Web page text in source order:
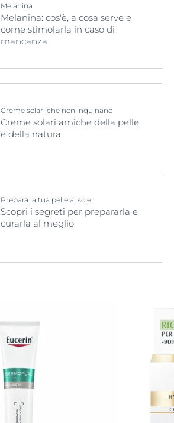
Melanina
Melanina: cos'è, a cosa serve e
come stimolarla in caso di
mancanza
Creme solari che non inquinano
Creme solari amiche della pelle
e della natura
Prepara la tua pelle al sole
Scopri i segreti per prepararla e
curarla al meglio